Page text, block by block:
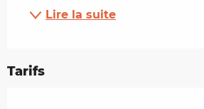
Lire la suite
Tarifs